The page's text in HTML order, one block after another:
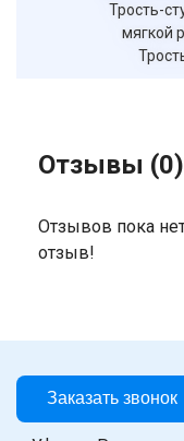
Трость-стул С.SOFT Опорная
мягкой
Отзывы (0)
Отзывов пока
отзыв!
Заказать звонок